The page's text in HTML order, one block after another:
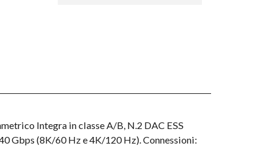
Integra in classe A/B, N.2 DAC ESS
Gbps (8K/60 Hz e 4K/120 Hz). Connessioni: